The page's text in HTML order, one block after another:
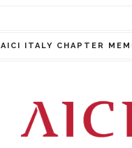
AICI ITALY CHAPTER